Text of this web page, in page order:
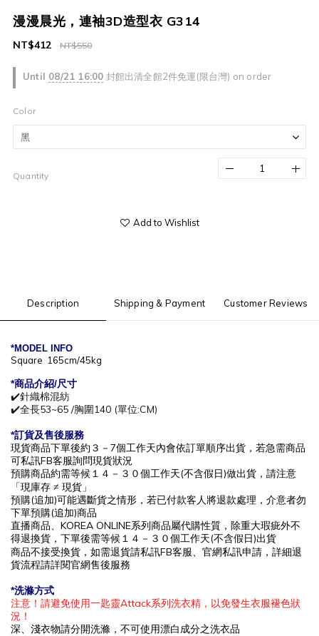
漫漫晨光，連袖3D造型衣 G314
Until 08/21 16:00 封館出清全館2件免運(限台灣) on order
NT$550
NT$412
Color
Quantity
Add to Wishlist
Description Shipping & Payment Customer Reviews
*MODEL INFO
Square 165cm/45kg
*商品介紹/尺寸
✔️針織棉混紡
✔️全長53~65 /胸圍140 (單位:CM)
*訂貨及售後服務
現貨商品下單後約 ３－7個工作天內會依訂單順序出貨， 若急需商品
可私訊FB客服詢問現貨狀況
預購商品約需等候１４－３０個工作天(不含假日)做出貨，請注意
「現庫存 ≠ 現貨」
預購(追加)可能遇斷貨之情形，若已付款客人將退款處理，介意者勿
下單預購(追加)商品
直播商品、KOREA ONLINE系列商品屬代購性質，除重大瑕疵外不
得退換貨，下單後需等候１４－３０個工作天(不含假日)出貨
商品不接受換貨，如需退貨請私訊FB客服、官網私訊申請，詳細退
貨流程請詳閱官網售後服務
*洗滌方式
注意！請避免使用一匙靈Attack系列洗衣精，以免發生衣服褪色狀
況！
深、淺衣物請分開洗滌，不可使用漂白成分之洗衣品